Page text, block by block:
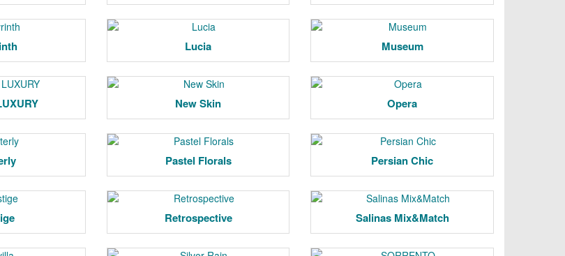
Lucia Museum
New Skin Opera
Pastel Florals Persian Chic
Retrospective Salinas Mix&Match